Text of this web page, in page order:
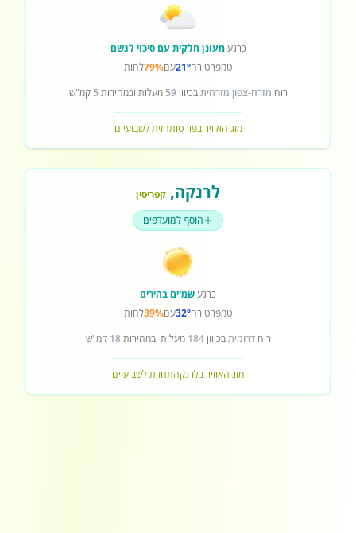
כרגעמעונן חלקית עם סיכוי לגשם
טמפרטורה21°עם79%לחות
רוח מזרח-צפון מזרחיתבכיוון59 מעלות ובמהירות 5 קמ"ש
מזג האוויר בפורטותחזית לשבועיים
לרנקה, קפריסין
הוסף למועדפים
כרגעשמיים בהירים
טמפרטורה32°עם39%לחות
רוחדרומיתבכיוון184 מעלות ובמהירות18 קמ"ש
מזג האוויר בלרנקהתחזית לשבועיים